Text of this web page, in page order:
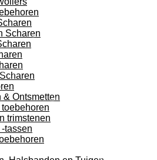
Scharen
& Ontsmetten
trimstenen
tassen